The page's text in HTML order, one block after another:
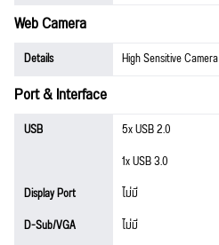
Web Camera
Details High Sensitive Camera
Port & Interface
USB
5x USB 2.0
1x USB 3.0
Display Port
ไม่มี
D-Sub/VGA
ไม่มี